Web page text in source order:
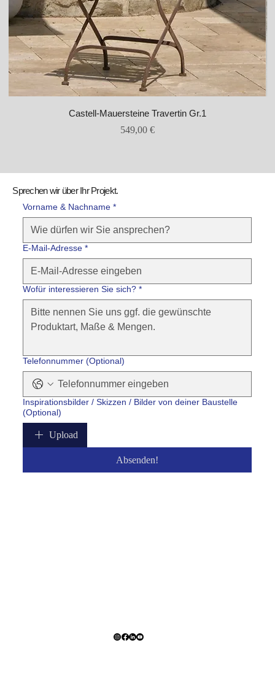
Castell-Mauersteine Travertin Gr.1
Preis
549,00 €
Vorname & Nachname *
E-Mail-Adresse *
Wofür interessieren Sie sich? *
Telefonnummer (Optional)
Inspirationsbilder / Skizzen / Bilder von deiner Baustelle
(Optional)
Upload
Absenden!
Sprechen wir über Ihr Projekt.